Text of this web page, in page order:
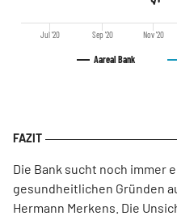
Aareal Bank
Jul '20 Sep '20 Nov '20
Die Bank sucht noch immer
gesundheitlichen Gründen
Hermann Merkens. Die